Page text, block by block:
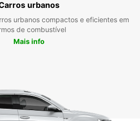
urbanos
urbanos compactos e eficientes em
de combustível
Mais info